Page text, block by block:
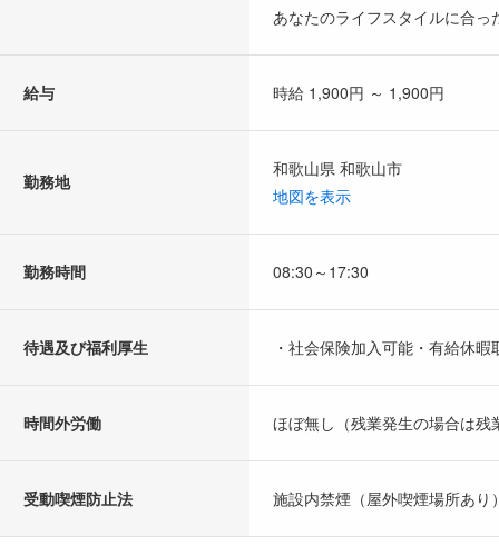
あなたのライフスタイルに合
給与 時給 1,900円 ～ 1,900円
勤務地
和歌山県 和歌山市
地図を表示
勤務時間 08:30～17:30
待遇及び福利厚生 ・社会保険加入可能・有給休
時間外労働 ほぼ無し（残業発生の場合は残
受動喫煙防止法 施設内禁煙（屋外喫煙場所あり